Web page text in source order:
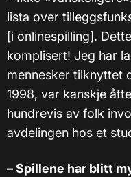
lista over
[i onlinespilling].
komplisert! Jeg har
mennesker tilknyttet
1998, var kanskje
hundrevis av folk
avdelingen hos et
– Spillene har blitt